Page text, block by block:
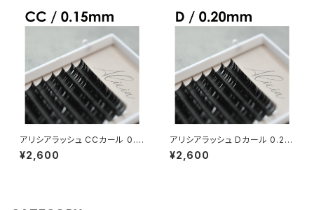
アリシアラッシュ CCカール 0.1
5mm
¥2,600
アリシアラッシュ Dカール 0.20
mm
¥2,600